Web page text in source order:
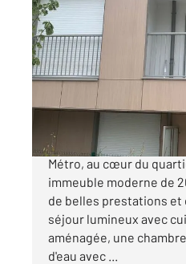
CHEVILLY LARUE 94
41,45 m
, 2 pièces
Ref : 6822
Appartement F1 à
270
CHEVILLY-LARUE,
Métro, au cœur du
immeuble moderne de
de belles prestations et
séjour lumineux avec
aménagée, une
d'eau avec ...